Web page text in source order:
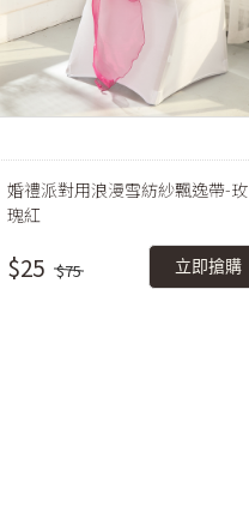
婚禮派對用浪漫雪紡紗飄逸帶-玫
瑰紅
$25 $75 立即搶購